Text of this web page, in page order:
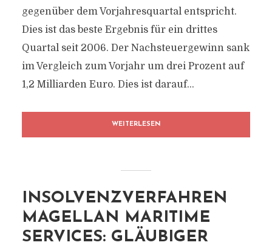
gegenüber dem Vorjahresquartal entspricht.
Dies ist das beste Ergebnis für ein drittes
Quartal seit 2006. Der Nachsteuergewinn sank
im Vergleich zum Vorjahr um drei Prozent auf
1,2 Milliarden Euro. Dies ist darauf...
WEITERLESEN
INSOLVENZVERFAHREN
MAGELLAN MARITIME
SERVICES: GLÄUBIGER